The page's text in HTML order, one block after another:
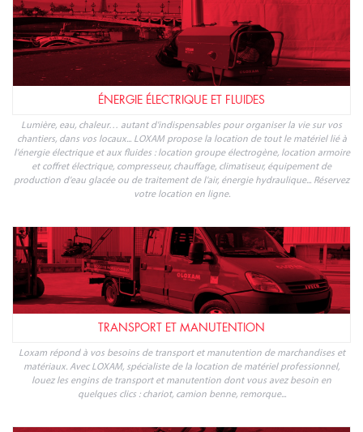
ÉNERGIE ÉLECTRIQUE ET FLUIDES
Lumière, eau, chaleur… autant d'indispensables pour organiser la vie sur vos
chantiers, dans vos locaux... LOXAM propose la location de tout le matériel lié à
l'énergie électrique et aux fluides : location groupe électrogène, location armoire
et coffret électrique, compresseur, chauffage, climatiseur, équipement de
production d'eau glacée ou de traitement de l'air, énergie hydraulique... Réservez
votre location en ligne.
TRANSPORT ET MANUTENTION
Loxam répond à vos besoins de transport et manutention de marchandises et
matériaux. Avec LOXAM, spécialiste de la location de matériel professionnel,
louez les engins de transport et manutention dont vous avez besoin en
quelques clics : chariot, camion benne, remorque...